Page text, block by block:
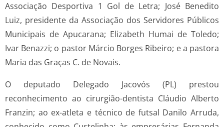
Associação Desportiva 1 Gol de Letra; José Benedito
Luiz, presidente da Associação dos Servidores Públicos
Municipais de Apucarana; Elizabeth Humai de Toledo;
Ivar Benazzi; o pastor Márcio Borges Ribeiro; e a pastora
Maria das Graças C. de Novais.
O deputado Delegado Jacovós (PL) prestou
reconhecimento ao cirurgião-dentista Cláudio Alberto
Franzin; ao ex-atleta e técnico de futsal Danilo Arruda,